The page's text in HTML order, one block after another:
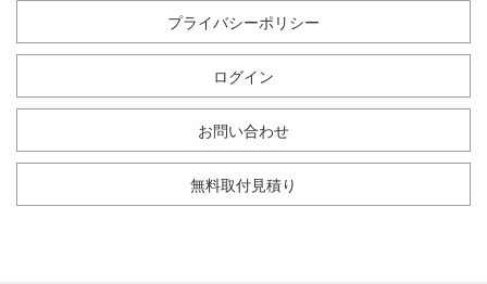
プライバシーポリシー
ログイン
お問い合わせ
無料取付見積り